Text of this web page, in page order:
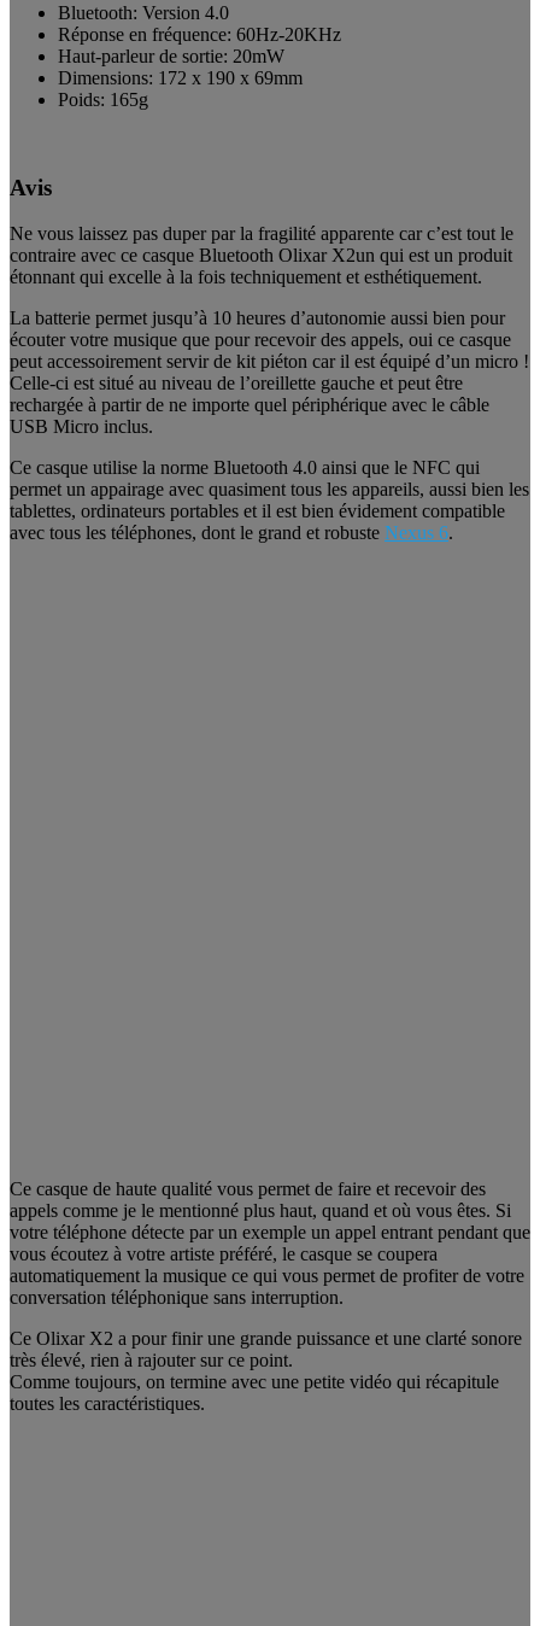
Bluetooth: Version 4.0
Réponse en fréquence: 60Hz-20KHz
Haut-parleur de sortie: 20mW
Dimensions: 172 x 190 x 69mm
Poids: 165g
Avis
Ne vous laissez pas duper par la fragilité apparente car c’est tout le
contraire avec ce casque Bluetooth Olixar X2un qui est un produit
étonnant qui excelle à la fois techniquement et esthétiquement.
La batterie permet jusqu’à 10 heures d’autonomie aussi bien pour
écouter votre musique que pour recevoir des appels, oui ce casque
peut accessoirement servir de kit piéton car il est équipé d’un micro !
Celle-ci est situé au niveau de l’oreillette gauche et peut être
rechargée à partir de ne importe quel périphérique avec le câble
USB Micro inclus.
Ce casque utilise la norme Bluetooth 4.0 ainsi que le NFC qui
permet un appairage avec quasiment tous les appareils, aussi bien les
tablettes, ordinateurs portables et il est bien évidement compatible
avec tous les téléphones, dont le grand et robuste Nexus 6.
Ce casque de haute qualité vous permet de faire et recevoir des
appels comme je le mentionné plus haut, quand et où vous êtes. Si
votre téléphone détecte par un exemple un appel entrant pendant que
vous écoutez à votre artiste préféré, le casque se coupera
automatiquement la musique ce qui vous permet de profiter de votre
conversation téléphonique sans interruption.
Ce Olixar X2 a pour finir une grande puissance et une clarté sonore
très élevé, rien à rajouter sur ce point.
Comme toujours, on termine avec une petite vidéo qui récapitule
toutes les caractéristiques.